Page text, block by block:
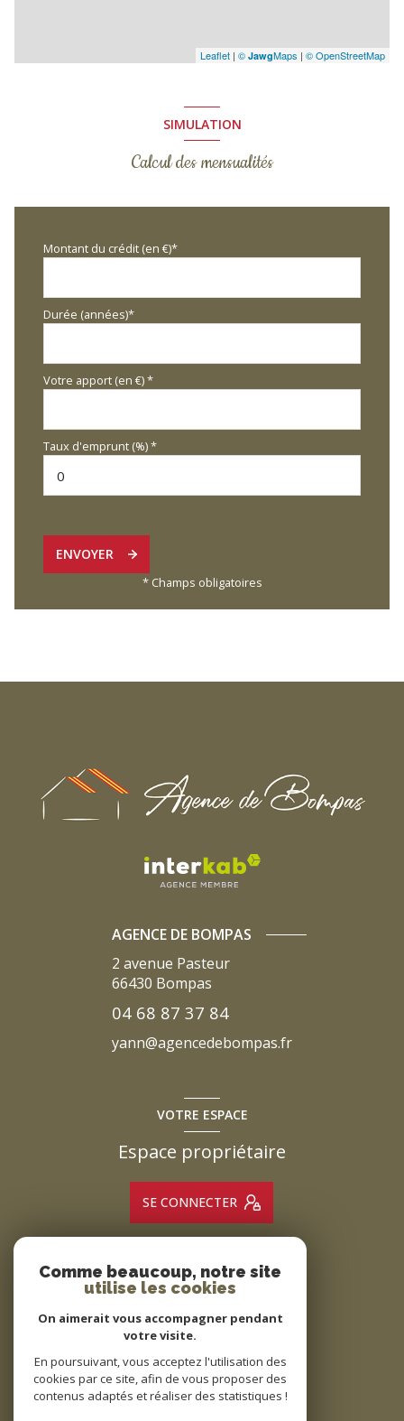
Leaflet | © JawgMaps | © OpenStreetMap
SIMULATION
Calcul des mensualités
Montant du crédit (en €)*
Durée (années)*
Votre apport (en €) *
Taux d'emprunt (%) *
ENVOYER
* Champs obligatoires
AGENCE DE BOMPAS
2 avenue Pasteur
66430 Bompas
04 68 87 37 84
yann@agencedebompas.fr
VOTRE ESPACE
Espace propriétaire
SE CONNECTER
ADHÉRENTS
Nous adhérons
Comme beaucoup, notre site
utilise les cookies
On aimerait vous accompagner pendant
votre visite.
En poursuivant, vous acceptez l'utilisation des
cookies par ce site, afin de vous proposer des
contenus adaptés et réaliser des statistiques !